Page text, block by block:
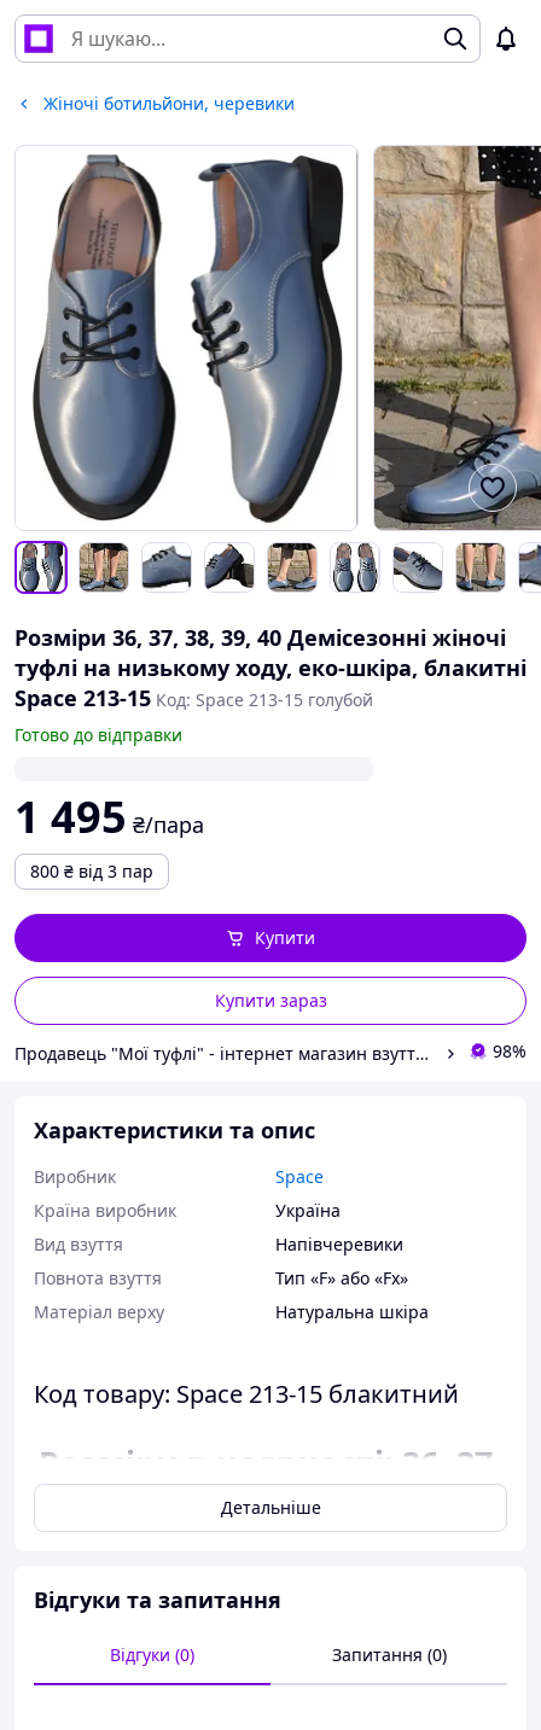
Жіночі ботильйони, черевики
Розміри 36, 37, 38, 39, 40 Демісезонні жіночі
туфлі на низькому ходу, еко-шкіра, блакитні
Space 213-15 Код: Space 213-15 голубой
Готово до відправки
1 495 ₴/пара
800 ₴ від 3 пар
Купити зараз
Купити
Продавець "Мої туфлі" - інтернет магазин взуття на всі випадки життя. 98%
Характеристики та опис
Виробник
Space
Країна виробник
Україна
Вид взуття
Напівчеревики
Повнота взуття
Тип «F» або «Fx»
Матеріал верху
Натуральна шкіра
Код товару: Space 213-15 блакитний
Розміри в наявності: 36, 37,
38, 39, 40.
розмір 36 - 23,5
розмір 37 - 24 сантиметра;
розмір 38 - 24,5
Детальніше
Відгуки та запитання
Відгуки (0) Запитання (0)